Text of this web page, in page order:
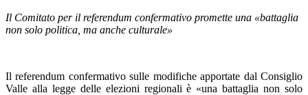
Il Comitato per il referendum confermativo promette una «battaglia
non solo politica, ma anche culturale»
Il referendum confermativo sulle modifiche apportate dal Consiglio
Valle alla legge delle elezioni regionali è «una battaglia non solo